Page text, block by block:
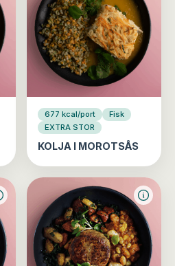
677 kcal/port
Fisk
EXTRA STOR
KOLJA I MOROTSÅS